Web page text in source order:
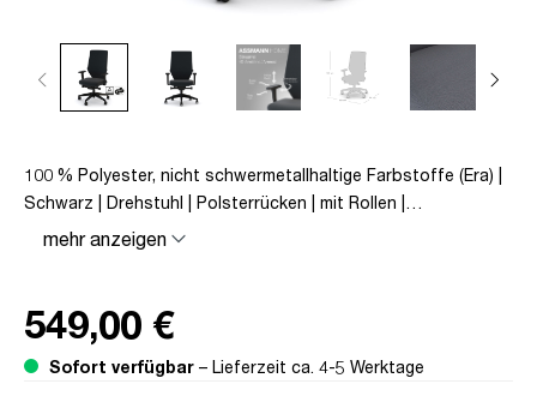
100 % Polyester, nicht schwermetallhaltige Farbstoffe (Era) |
Schwarz | Drehstuhl | Polsterrücken | mit Rollen |
Lordosenstütze | Höhenverstellbar | Verstellbare Armlehnen |
geprüfte Ergonomie | TÜV© Emissions geprüft | Quality
Office© | bis zu 120 kg | Streamo
mehr anzeigen
549,00 €
Sofort verfügbar – Lieferzeit ca. 4-5 Werktage